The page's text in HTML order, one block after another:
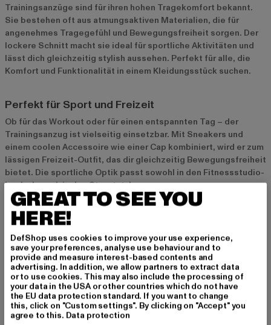
Trainingsanzüge sind für ihren hohen Tragekomfort bekannt.
Sie bestehen oft aus atmungsaktiven Materialien, die für
angenehmes Tragegefühl und Bewegungsfreiheit sorgen. Der
lockere Schnitt macht sie ideal für sportliche Aktivitäten und
lässt dich gleichzeitig stylish aussehen. Perfekt für alle, die
Komfort und Funktionalität in einem Kleidungsstück suchen.
Perfekt für Sport und Freizeit
Ob für das Workout oder für einen entspannten Tag – der
Trainingsanzug ist vielseitig einsetzbar. Mit Sneakers und
einem coolen Accessoire wie einer Cap kombiniert, wird er zum
lässigen Freizeit-Outfit, das dir gleichzeitig Bewegungsfreiheit
bietet. Die sportliche Optik passt sowohl in den Fitnessstudio-
Look als auch in den Streetstyle.
Modisches Statement
Der Trainingsanzug hat sich zu einem echten Modetrend
entwickelt und wird inzwischen auch gerne als Streetwear
getragen. Mit trendigen Schnitten und angesagten Designs ist
er ein Highlight für jedes Outfit. So kannst du den
Trainingsanzug als stylisches Statement tragen und deinem
Look einen sportlich-lässigen Touch verleihen.
GREAT TO SEE YOU
HERE!
DefShop uses cookies to improve your use experience,
save your preferences, analyse use behaviour and to
provide and measure interest-based contents and
advertising. In addition, we allow partners to extract data
or to use cookies. This may also include the processing of
your data in the USA or other countries which do not have
the EU data protection standard. If you want to change
this, click on "Custom settings". By clicking on "Accept" you
agree to this. Data protection